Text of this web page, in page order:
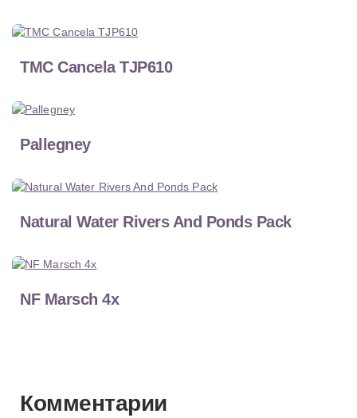
TMC Cancela TJP610
Pallegney
Natural Water Rivers And Ponds Pack
NF Marsch 4x
Комментарии